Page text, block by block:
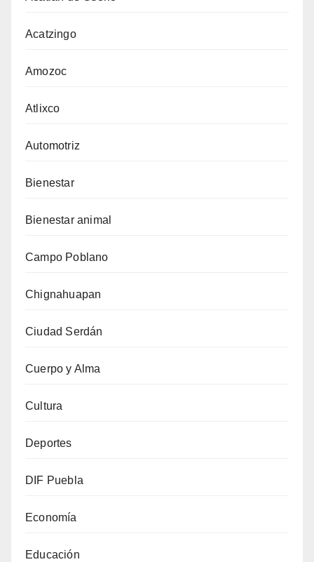
Acatzingo
Amozoc
Atlixco
Automotriz
Bienestar
Bienestar animal
Campo Poblano
Chignahuapan
Ciudad Serdán
Cuerpo y Alma
Cultura
Deportes
DIF Puebla
Economía
Educación